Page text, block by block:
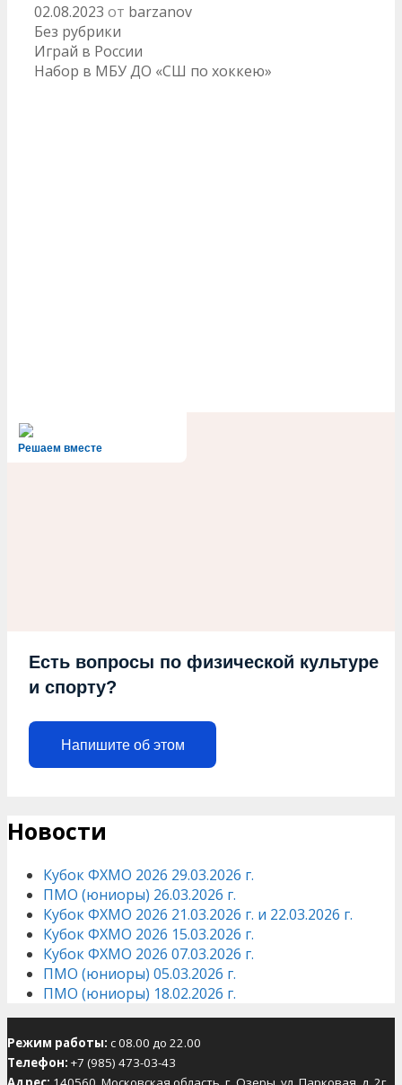
02.08.2023 от barzanov
Рубрики
Без рубрики
Навигация
записи
Играй в России
Набор в МБУ ДО «СШ по хоккею»
Решаем вместе
Есть вопросы по физической культуре
и спорту?
Напишите об этом
Новости
Кубок ФХМО 2026 29.03.2026 г.
ПМО (юниоры) 26.03.2026 г.
Кубок ФХМО 2026 21.03.2026 г. и 22.03.2026 г.
Кубок ФХМО 2026 15.03.2026 г.
Кубок ФХМО 2026 07.03.2026 г.
ПМО (юниоры) 05.03.2026 г.
ПМО (юниоры) 18.02.2026 г.
Режим работы: с 08.00 до 22.00
Телефон: +7 (985) 473-03-43